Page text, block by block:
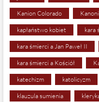
Kanion Colorado
kapłaństwo kobiet kara
kara śmierci a Jan Paweł II
kara śmierci a Kościół
katechizm katolicyzm
klauzula sumienia